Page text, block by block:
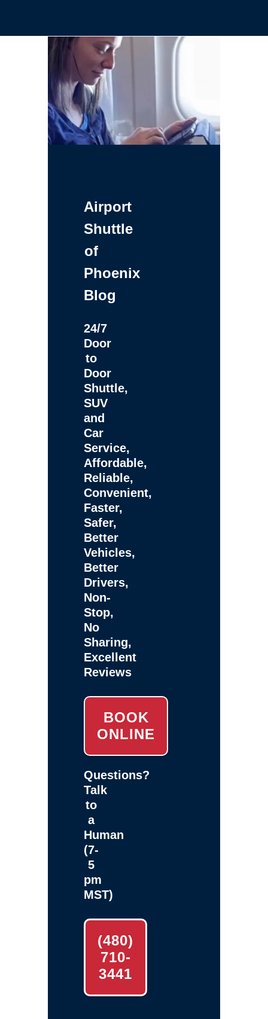
Airport
Shuttle
of
Phoenix
Blog
24/7
Door
to
Door
Shuttle,
SUV
and
Car
Service,
Affordable,
Reliable,
Convenient,
Faster,
Safer,
Better
Vehicles,
Better
Drivers,
Non-
Stop,
No
Sharing,
Excellent
Reviews
BOOK
ONLINE
Questions?
Talk
to
a
Human
(7-
5
pm
MST)
(480)
710-
3441